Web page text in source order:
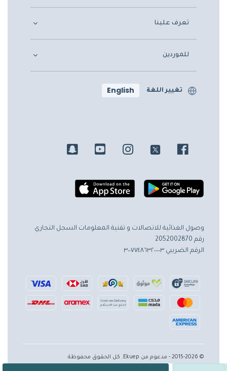
تعرف علينا
للموردين
تغيير اللغة English
وصول الغذائية للاتصالات و تقنية المعلومات السجل التجاري
رقم 2052002870
الرقم الضريبي ٣٠٠٧٧٤٨٦٣٢٠٠٠٠٣
© 2015-2026 - مدعوم من Ekuep. كل الحقوق محفوظة